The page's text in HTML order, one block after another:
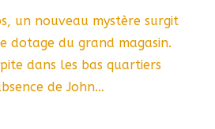
un nouveau mystère surgit
dotage du grand magasin.
dans les bas quartiers
de John…